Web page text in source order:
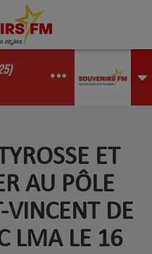
ET
AU PÔLE
VINCENT DE
LMA LE 16